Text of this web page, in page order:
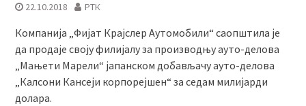
22.10.2018 РТК
Компанија „Фијат Крајслер Аутомобили“ саопштила је
да продаје своју филијалу за производњу ауто-делова
„Мањети Марели“ јапанском добављачу ауто-делова
„Калсони Кансеји корпорејшен“ за седам милијарди
долара.